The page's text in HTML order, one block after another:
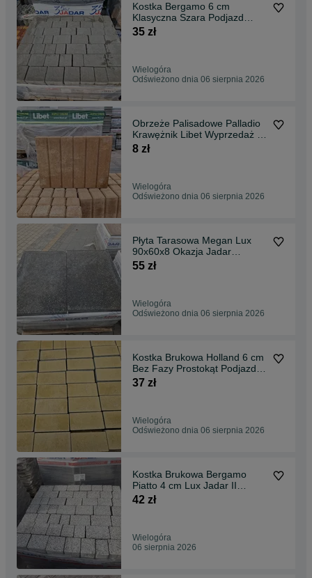
Kostka Bergamo 6 cm
Klasyczna Szara Podjazd
Jadar Okazja
35 zł
Wielogóra
Odświeżono dnia 06 sierpnia 2026
Obrzeże Palisadowe Palladio
Krawężnik Libet Wyprzedaż II
gatunek
8 zł
Wielogóra
Odświeżono dnia 06 sierpnia 2026
Płyta Tarasowa Megan Lux
90x60x8 Okazja Jadar
Jesienna Wyprzedaż !
55 zł
Wielogóra
Odświeżono dnia 06 sierpnia 2026
Kostka Brukowa Holland 6 cm
Bez Fazy Prostokąt Podjazd
Galabeton
37 zł
Wielogóra
Odświeżono dnia 06 sierpnia 2026
Kostka Brukowa Bergamo
Piatto 4 cm Lux Jadar II
gatunek Hit !
42 zł
Wielogóra
06 sierpnia 2026